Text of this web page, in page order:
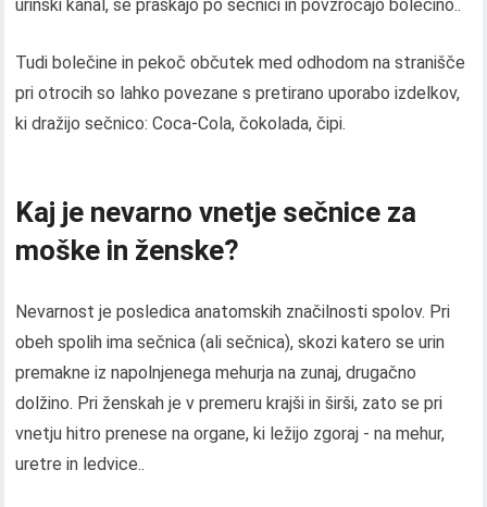
urinski kanal, se praskajo po sečnici in povzročajo bolečino..
Tudi bolečine in pekoč občutek med odhodom na stranišče
pri otrocih so lahko povezane s pretirano uporabo izdelkov,
ki dražijo sečnico: Coca-Cola, čokolada, čipi.
Kaj je nevarno vnetje sečnice za
moške in ženske?
Nevarnost je posledica anatomskih značilnosti spolov. Pri
obeh spolih ima sečnica (ali sečnica), skozi katero se urin
premakne iz napolnjenega mehurja na zunaj, drugačno
dolžino. Pri ženskah je v premeru krajši in širši, zato se pri
vnetju hitro prenese na organe, ki ležijo zgoraj - na mehur,
uretre in ledvice..